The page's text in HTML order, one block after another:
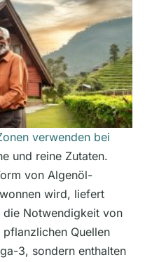
verwenden bei
und reine Zutaten.
von Algenöl-
wird, liefert
die Notwendigkeit von
Quellen
3, sondern enthalten